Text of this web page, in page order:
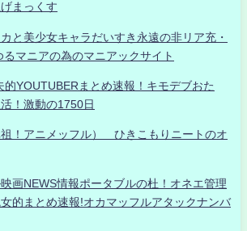
まっくす
と美少女キャラだいすき永遠の非リア充・
マニアの為のマニアックサイト
YOUTUBERまとめ速報！キモデブおた
！激動の1750日
！アニメッフル） ひきこもりニートのオ
画NEWS情報ポータブルの杜！オネエ管理
的まとめ速報!オカマッフルアタックナンバ